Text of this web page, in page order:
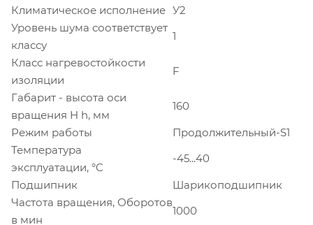
Климатическое исполнение У2
Уровень шума соответствует
классу
1
Класс нагревостойкости
изоляции
F
Габарит - высота оси
вращения H h, мм
160
Режим работы
Продолжительный-S1
Температура
эксплуатации, °C
-45...40
Подшипник
Шарикоподшипник
Частота вращения, Оборотов
в мин
1000